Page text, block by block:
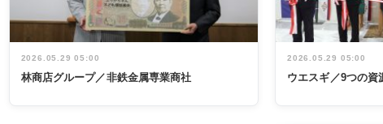
2026.05.29 05:00
林商店グループ／非鉄金属専業商社
2026.05.29 05:00
ウエスギ／9つの資